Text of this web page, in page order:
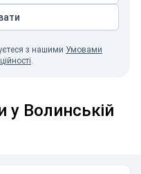
з нашими Умовами
.
у Волинській